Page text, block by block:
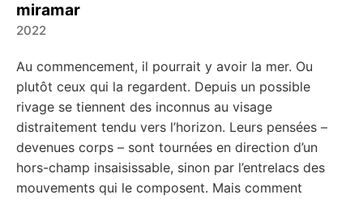
miramar
2022
Au commencement, il pourrait y avoir la mer. Ou
plutôt ceux qui la regardent. Depuis un possible
rivage se tiennent des inconnus au visage
distraitement tendu vers l’horizon. Leurs pensées –
devenues corps – sont tournées en direction d’un
hors-champ insaisissable, sinon par l’entrelacs des
mouvements qui le composent. Mais comment